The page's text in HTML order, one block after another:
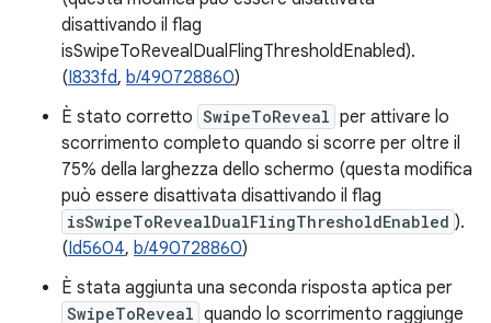
disattivando il flag
isSwipeToRevealDualFlingThresholdEnabled).
(I833fd, b/490728860)
È stato corretto SwipeToReveal per attivare lo
scorrimento completo quando si scorre per oltre il
75% della larghezza dello schermo (questa modifica
può essere disattivata disattivando il flag
isSwipeToRevealDualFlingThresholdEnabled ).
(Id5604, b/490728860)
È stata aggiunta una seconda risposta aptica per
SwipeToReveal quando lo scorrimento raggiunge